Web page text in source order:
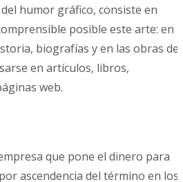
humor gráfico, consiste en
posible este arte: en
biografías y en las obras de
en artículos, libros,
web.
que pone el dinero para
ascendencia del término en los